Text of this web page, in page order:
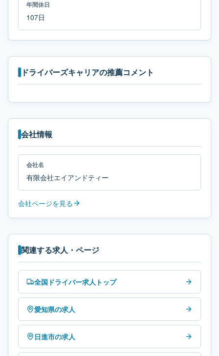
年間休日
107日
ドライバーズキャリアの推薦コメント
会社情報
会社名
有限会社エイアンドティー
会社ページを見る
関連する求人・ページ
全国ドライバー求人トップ
愛知県の求人
日進市の求人